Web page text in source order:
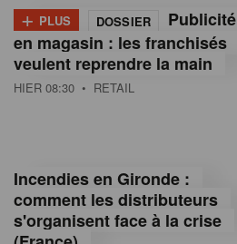
+ PLUS DOSSIER
Publicité
en magasin : les franchisés
veulent reprendre la main
HIER 08:30 • RETAIL
Incendies en Gironde :
comment les distributeurs
s'organisent face à la crise